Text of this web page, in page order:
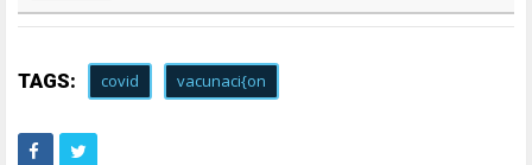
TAGS: covid vacunaci{on